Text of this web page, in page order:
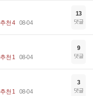
추천 4 08-04
13
댓글
추천 1 08-04
9
댓글
추천 1 08-04
3
댓글